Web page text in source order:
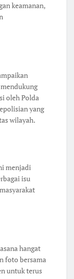
keamanan,
oleh Polda
yang
wilayah.
menjadi
isu
hangat
foto bersama
untuk terus